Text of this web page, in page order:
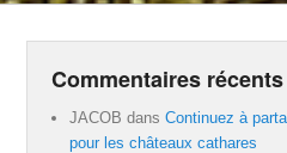
Commentaires récents
JACOB dansContinuez à
pour les châteaux cathares